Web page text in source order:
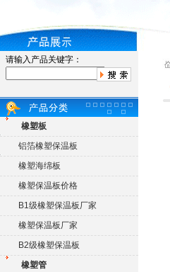
请输入产品关键字：
橡塑板
铝箔橡塑保温板
橡塑海绵板
橡塑保温板价格
B1级橡塑保温板厂家
橡塑保温板厂家
B2级橡塑保温板
橡塑管